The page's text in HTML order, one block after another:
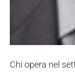
Chi opera nel